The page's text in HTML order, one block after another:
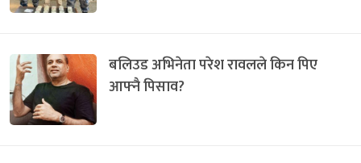
बलिउड अभिनेता परेश रावलले किन पिए
आफ्नै पिसाव?